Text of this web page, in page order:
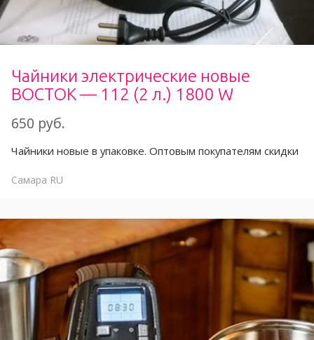
Чайники электрические новые
ВОСТОК — 112 (2 л.) 1800 W
650 руб.
Чайники новые в упаковке. Оптовым покупателям скидки
Самара RU